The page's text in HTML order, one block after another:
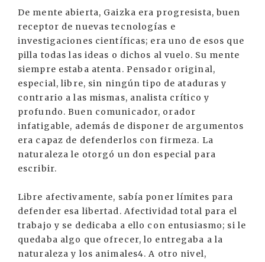
De mente abierta, Gaizka era progresista, buen
receptor de nuevas tecnologías e
investigaciones científicas; era uno de esos que
pilla todas las ideas o dichos al vuelo. Su mente
siempre estaba atenta. Pensador original,
especial, libre, sin ningún tipo de ataduras y
contrario a las mismas, analista crítico y
profundo. Buen comunicador, orador
infatigable, además de disponer de argumentos
era capaz de defenderlos con firmeza. La
naturaleza le otorgó un don especial para
escribir.
Libre afectivamente, sabía poner límites para
defender esa libertad. Afectividad total para el
trabajo y se dedicaba a ello con entusiasmo; si le
quedaba algo que ofrecer, lo entregaba a la
naturaleza y los animales4. A otro nivel,